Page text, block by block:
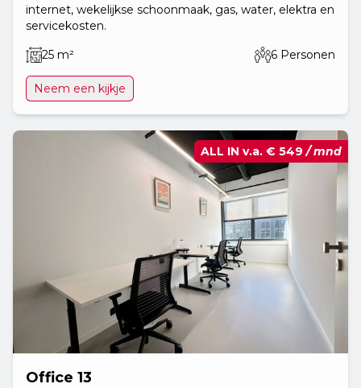
internet, wekelijkse schoonmaak, gas, water, elektra en
servicekosten.
25 m²
6 Personen
Neem een kijkje
Office 13
ALL IN v.a. € 549/ mnd